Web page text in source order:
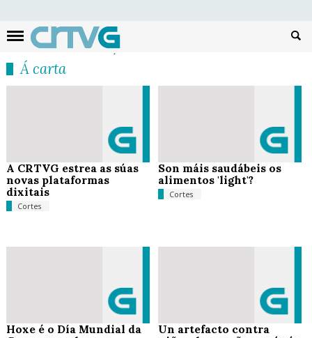
Á carta
A CRTVG estrea as súas
novas plataformas
dixitais
Cortes
Son máis saudábeis os
alimentos 'light'?
Cortes
Hoxe é o Día Mundial da
Un artefacto contra